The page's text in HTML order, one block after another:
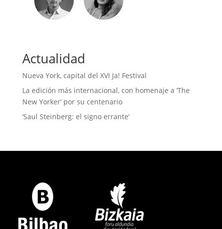
Actualidad
Nueva York, capital del XVI Ja! Festival
La edición más internacional, con homenaje a ‘The
New Yorker’ por su centenario
‘Saul Steinberg: el signo errante’